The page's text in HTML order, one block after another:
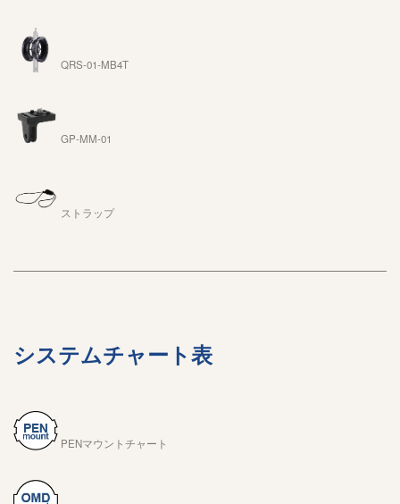
QRS-01-MB4T
GP-MM-01
ストラップ
システムチャート表
PENマウントチャート